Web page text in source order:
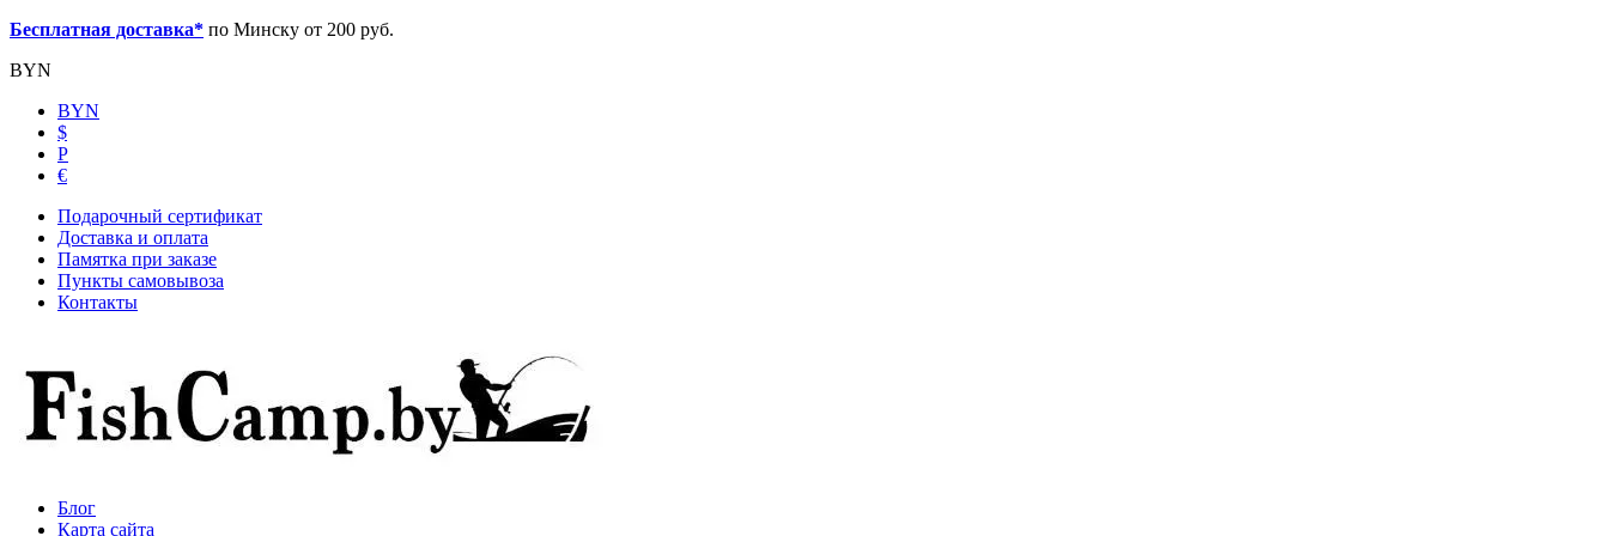
Бесплатная доставка* по Минску от 200 руб.
BYN
BYN
$
Р
€
Подарочный сертификат
Доставка и оплата
Памятка при заказе
Пункты самовывоза
Контакты
Блог
Карта сайта